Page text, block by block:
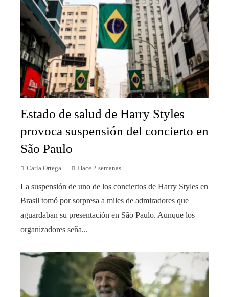
Estado de salud de Harry Styles
provoca suspensión del concierto en
São Paulo
Carla Ortega Hace 2 semanas
La suspensión de uno de los conciertos de Harry Styles en
Brasil tomó por sorpresa a miles de admiradores que
aguardaban su presentación en São Paulo. Aunque los
organizadores seña...